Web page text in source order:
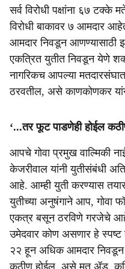
सर्व विरोधी पक्षांना ६७
विरोधी बाकावर ७ आमदार
आमदार निवडून आणण्यासाठी
एकत्रित युतीत निवडून येणे
नागरिकच आपल्या
ठरवतील, असे काणकोणकर
‘...तर फूट पाडणेही होईल
आपचे गोवा प्रमुख वाल्मिकी
केजरीवाल यांनी युतीसंबंधी
आहे. आम्ही युती करण्यास
युतीच्या अनुषंगाने आप, गोवा
एकत्र बसून ठरविणे गरजेचे
उमेदवार कोण असणार हे स्पष्ट
२२ हून अधिक आमदार
कठीण होईल, असे मत ॲड.